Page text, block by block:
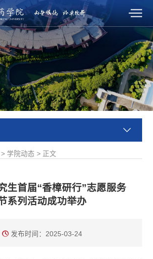
> 学院动态 > 正文
生首届“香樟研行”志愿服务
系列活动成功举办
发布时间：2025-03-24